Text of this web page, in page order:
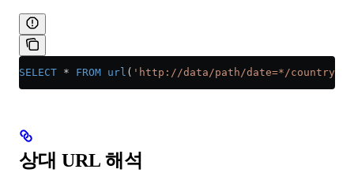
SELECT * FROM url ( 'http://data/path/date=*/
상대 URL 해석